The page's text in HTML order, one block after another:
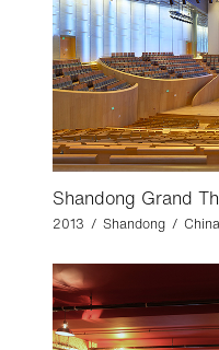
Shandong Grand
2013 / Shandong / China